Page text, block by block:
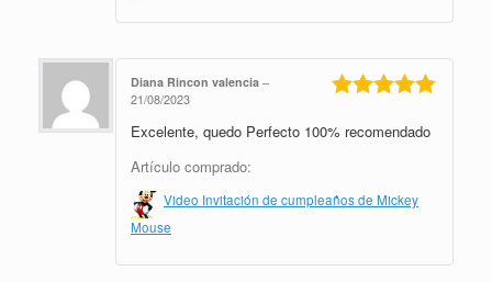
5 de 5
Diana Rincon valencia –
21/08/2023
Excelente, quedo Perfecto 100% recomendado
Artículo comprado:
Video Invitación de cumpleaños de Mickey
Mouse